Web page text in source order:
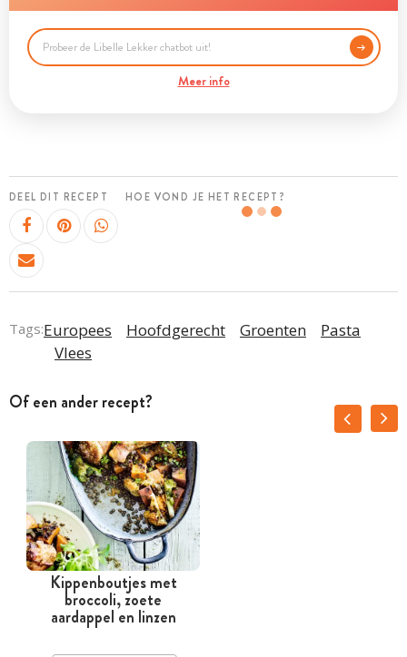
Meer info
DEEL DIT RECEPT HOE VOND JE HET RECEPT?
Tags:Europees Hoofdgerecht Groenten
Pasta
Vlees
Of een ander recept?
Kippenboutjes met
broccoli, zoete
aardappel en linzen